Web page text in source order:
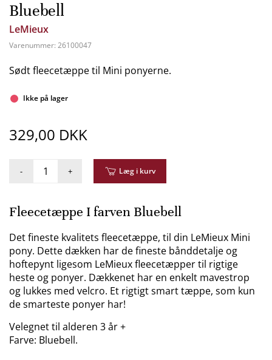
Bluebell
LeMieux
Varenummer: 26100047
Sødt fleecetæppe til Mini ponyerne.
Ikke på lager
329,00 DKK
- + Læg i kurv
Fleecetæppe I farven Bluebell
Det fineste kvalitets fleecetæppe, til din LeMieux Mini
pony. Dette dækken har de fineste bånddetalje og
hoftepynt ligesom LeMieux fleecetæpper til rigtige
heste og ponyer. Dækkenet har en enkelt mavestrop
og lukkes med velcro. Et rigtigt smart tæppe, som kun
de smarteste ponyer har!
Velegnet til alderen 3 år +
Farve: Bluebell.